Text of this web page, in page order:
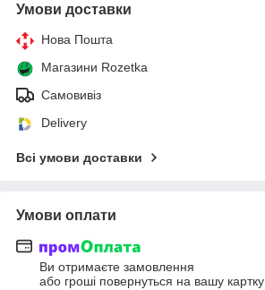
Умови доставки
Нова Пошта
Магазини Rozetka
Самовивіз
Delivery
Всі умови доставки
Умови оплати
Ви отримаєте замовлення
або гроші повернуться на вашу картку